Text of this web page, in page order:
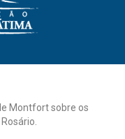
Montfort sobre os